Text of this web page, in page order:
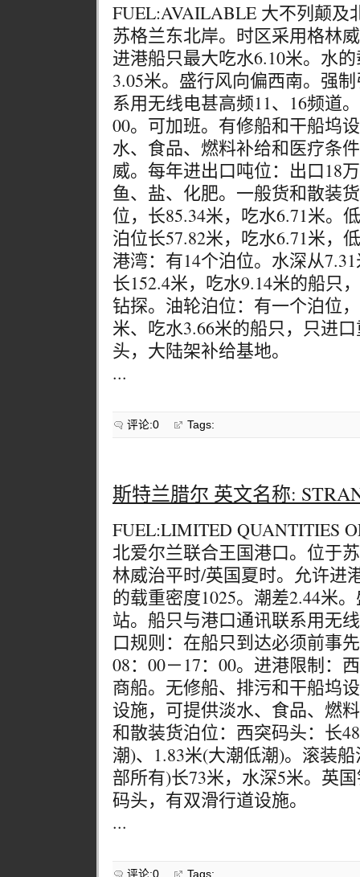
FUEL:AVAILABLE 大不列颠及
苏格兰东北岸。时区采用格林
进港船只最大吃水6.10米。水
3.05米。盛行风向偏西南。强
系用无线电甚高频11、16频道
00。可加班。有修船和干船坞
水、食品、燃料补给和医疗条
威。每年进出口吨位：出口18
鱼、盐、化肥。一般货和散装
位，长85.34米，吃水6.71米。
泊位长57.82米，吃水6.71米，
港湾：有14个泊位。水深从
长152.4米，吃水9.14米的船只
钻探。油轮泊位：有一个泊位
米、吃水3.66米的船只，只进
头，大陆架补给基地。
...
评论:0 Tags:
斯特兰腊尔 英文名称:
FUEL:LIMITED QUANTITIES
北爱尔兰联合王国港口。位于
林威治平时/英国夏时。允许进
的载重密度1025。潮差2.44米
站。船只与港口通讯联系用无
口规则：在船只到达必须前事
08：00－17：00。进港限制：
商船。无修船、排污和干船坞
设施，可提供淡水、食品、燃
和散装货泊位：西突码头：长
潮)、1.83米(大潮低潮)。滚装
部所有)长73米，水深5米。英
码头，有双滑行道设施。
...
评论:0 Tags: